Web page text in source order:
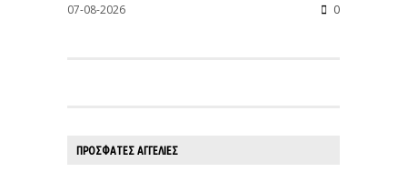
07-08-2026 0
ΠΡΟΣΦΑΤΕΣ ΑΓΓΕΛΙΕΣ